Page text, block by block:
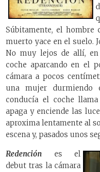
Súbitamente, el hombre
muerto yace en el suelo.
No muy lejos de allí,
coche aparcando en el
cámara a pocos
una mujer durmiendo
conducía el coche
apaga y enciende las
aproxima lentamente al
escena y, pasados unos
Redención es el
debut tras la cámara